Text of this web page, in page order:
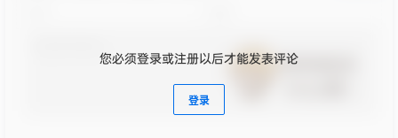
您必须登录或注册以后才能发表评论
登录